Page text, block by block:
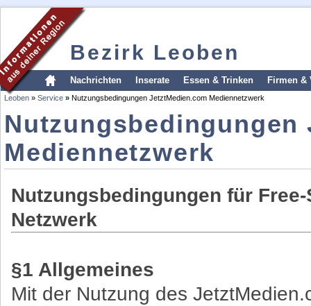
Bezirk Leoben
Nachrichten Inserate Essen & Trinken Firmen &
Leoben » Service » Nutzungsbedingungen JetztMedien.com Mediennetzwerk
Nutzungsbedingungen
Mediennetzwerk
Nutzungsbedingungen für
Netzwerk
§1 Allgemeines
Mit der Nutzung des